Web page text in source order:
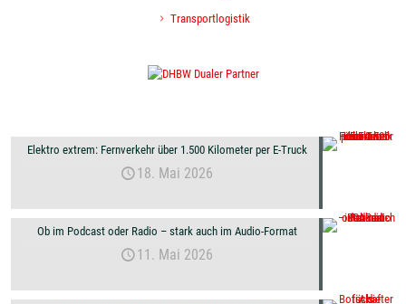
Transportlogistik
Elektro extrem: Fernverkehr über 1.500 Kilometer per E-Truck
18. Mai 2026
Ob im Podcast oder Radio – stark auch im Audio-Format
11. Mai 2026